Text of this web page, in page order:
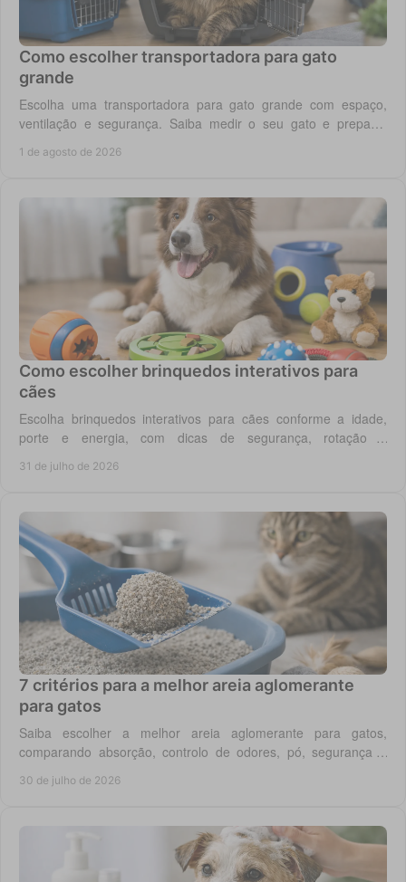
Como escolher transportadora para gato
grande
Escolha uma transportadora para gato grande com espaço,
ventilação e segurança. Saiba medir o seu gato e preparar
1 de agosto de 2026
Como escolher brinquedos interativos para
cães
Escolha brinquedos interativos para cães conforme a idade,
porte e energia, com dicas de segurança, rotação e
31 de julho de 2026
7 critérios para a melhor areia aglomerante
para gatos
Saiba escolher a melhor areia aglomerante para gatos,
comparando absorção, controlo de odores, pó, segurança e
30 de julho de 2026